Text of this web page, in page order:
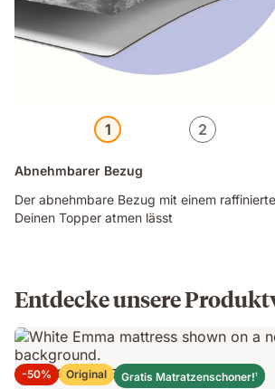
1 2
Abnehmbarer Bezug
Der abnehmbare Bezug mit einem
Deinen Topper atmen lässt
Entdecke unsere
-50% Original Gratis Matratzenschoner!1
Emma Original Elite Matratze